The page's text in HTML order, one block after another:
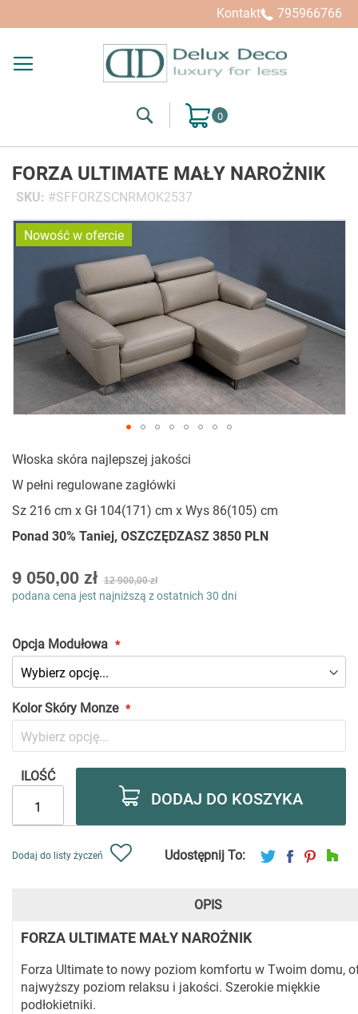
Kontakt 795966766
SearchMój koszyk
FORZA ULTIMATE MAŁY NAROŻNIK
SKU
SFFORZSCNRMOK2537
Przejdź
na
na
początek
Nowość w ofercie
Włoska skóra najlepszej jakości
W pełni regulowane zagłówki
Sz 216 cm x Gł 104(171) cm x Wys 86(105) cm
Ponad 30% Taniej, OSZCZĘDZASZ 3850 PLN
As
low
9 050,00 zł 12 900,00 zł
podana cena jest najniższą z ostatnich 30 dni
Opcja Modułowa
Kolor Skóry Monze
ILOŚĆ
DODAJ DO KOSZYKA
Dodaj do listy życzeń Udostępnij To:
OPIS
FORZA ULTIMATE MAŁY NAROŻNIK
Forza Ultimate to nowy poziom komfortu w Twoim domu,
najwyższy poziom relaksu i jakości. Szerokie miękkie
podłokietniki.